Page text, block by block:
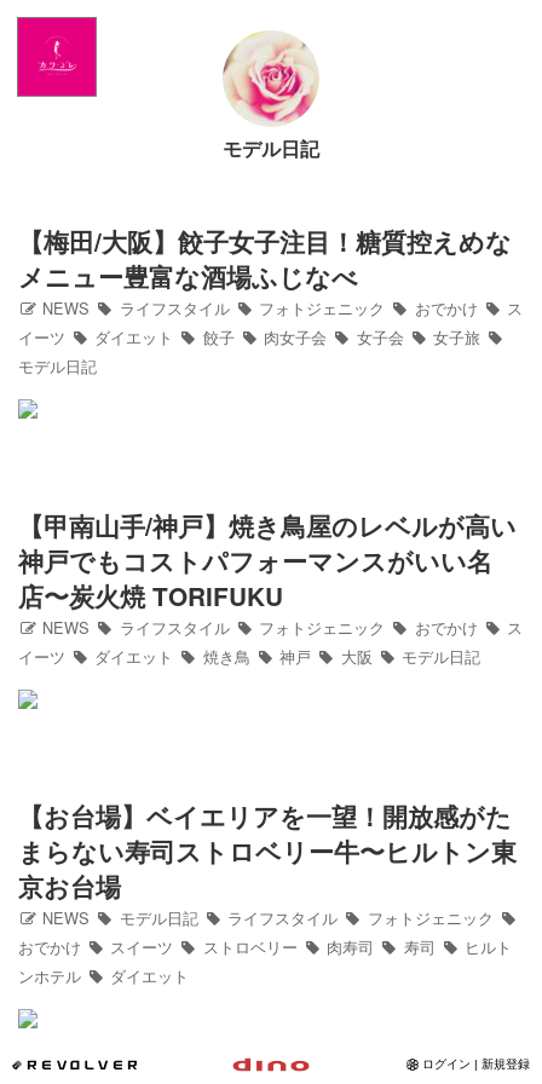
Home
NEWS
アメブロ
GLAMブログ
Profile
Instagram
写真館
モデル日記
【梅田/大阪】餃子女子注目！糖質控えめな
メニュー豊富な酒場ふじなべ
NEWS ライフスタイル フォトジェニック おでかけ
ス
イーツ
ダイエット 餃子 肉女子会 女子会
女子旅
モデル日記
【甲南山手/神戸】焼き鳥屋のレベルが高い
神戸でもコストパフォーマンスがいい名
店〜炭火焼 TORIFUKU
NEWS ライフスタイル フォトジェニック おでかけ
ス
イーツ
ダイエット 焼き鳥 神戸 大阪 モデル日記
【お台場】ベイエリアを一望！開放感がた
まらない寿司ストロベリー牛〜ヒルトン東
京お台場
NEWS モデル日記 ライフスタイル
フォトジェニック
おでかけ
スイーツ ストロベリー 肉寿司 寿司
ヒルト
ンホテル
ダイエット
*REVOLVER ログイン | 新規登録